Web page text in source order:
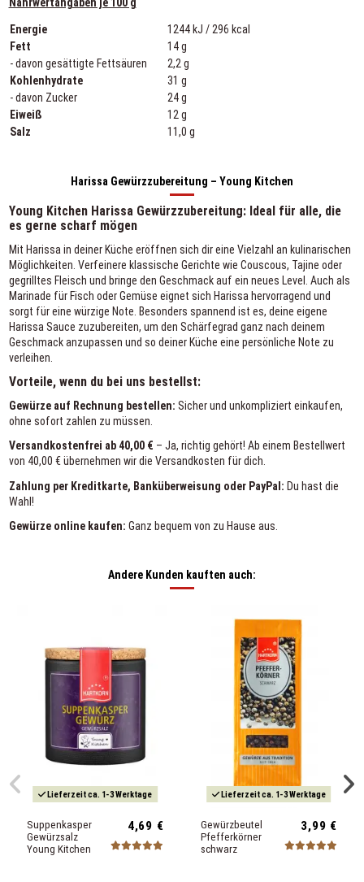
Energie
1244 kJ / 296 kcal
Fett
14 g
- davon gesättigte Fettsäuren
2,2 g
Kohlenhydrate
31 g
- davon Zucker
24 g
Eiweiß
12 g
Salz
11,0 g
Harissa Gewürzzubereitung – Young Kitchen
Young Kitchen Harissa Gewürzzubereitung: Ideal für alle, die
es gerne scharf mögen
Mit Harissa in deiner Küche eröffnen sich dir eine Vielzahl an kulinarischen
Möglichkeiten. Verfeinere klassische Gerichte wie Couscous, Tajine oder
gegrilltes Fleisch und bringe den Geschmack auf ein neues Level. Auch als
Marinade für Fisch oder Gemüse eignet sich Harissa hervorragend und
sorgt für eine würzige Note. Besonders spannend ist es, deine eigene
Harissa Sauce zuzubereiten, um den Schärfegrad ganz nach deinem
Geschmack anzupassen und so deiner Küche eine persönliche Note zu
verleihen.
Vorteile, wenn du bei uns bestellst:
Gewürze auf Rechnung bestellen: Sicher und unkompliziert einkaufen,
ohne sofort zahlen zu müssen.
Versandkostenfrei ab 40,00 € – Ja, richtig gehört! Ab einem Bestellwert
von 40,00 € übernehmen wir die Versandkosten für dich.
Zahlung per Kreditkarte, Banküberweisung oder PayPal: Du hast die
Wahl!
Gewürze online kaufen: Ganz bequem von zu Hause aus.
Andere Kunden kauften auch:
Lieferzeit ca. 1-3 Werktage
Suppenkasper
Gewürzsalz
Young Kitchen
4,69 €
Lieferzeit ca. 1-3 Werktage
Gewürzbeutel
Pfefferkörner
schwarz
3,99 €